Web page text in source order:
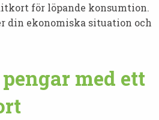
för löpande konsumtion.
din ekonomiska situation och
med ett